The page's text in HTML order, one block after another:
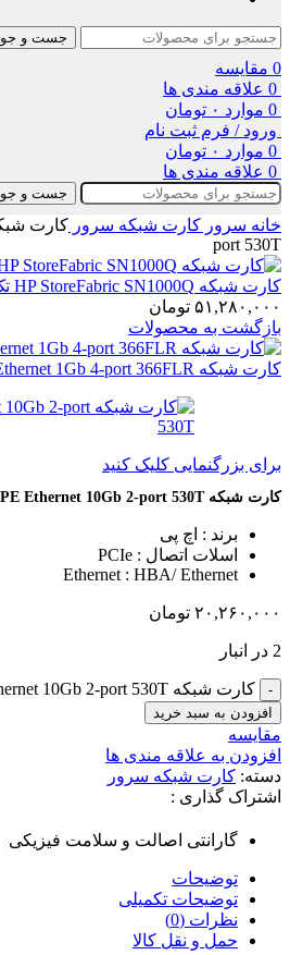
جست و جو
0 مقایسه
0 علاقه مندی ها
0 موارد ۰ تومان
ورود / فرم ثبت نام
0 موارد ۰ تومان
0 علاقه مندی ها
جست و جو
خانه سرور کارت شبکه سرور
port 530T
کارت شبکه HP StoreFabric SN1000Q تک پورت
۵۱,۲۸۰,۰۰۰ تومان
بازگشت به محصولات
کارت شبکه HPE Ethernet 1Gb 4-port 366FLR
برای بزرگنمایی کلیک کنید
کارت شبکه HPE Ethernet 10Gb 2-port 530T
برند : اچ پی
اسلات اتصال : PCIe
Ethernet : HBA/ Ethernet
۲۰,۲۶۰,۰۰۰ تومان
2 در انبار
کارت شبکه HPE Ethernet 10Gb 2-port 530T عدد
افزودن به سبد خرید
مقایسه
افزودن به علاقه مندی ها
دسته: کارت شبکه سرور
اشتراک گذاری :
گارانتی اصالت و سلامت فیزیکی
توضیحات
توضیحات تکمیلی
نظرات (0)
حمل و نقل کالا